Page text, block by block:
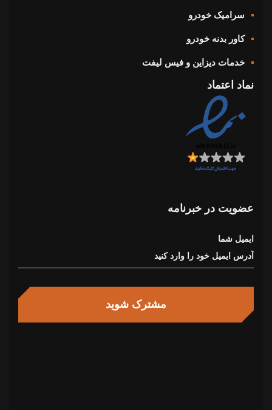
سرامیک خودرو
کاور بدنه خودرو
خدمات دیزاین و فیس لیفت
نماد اعتماد
عضویت در خبرنامه
ایمیل شما
مشترک شوید